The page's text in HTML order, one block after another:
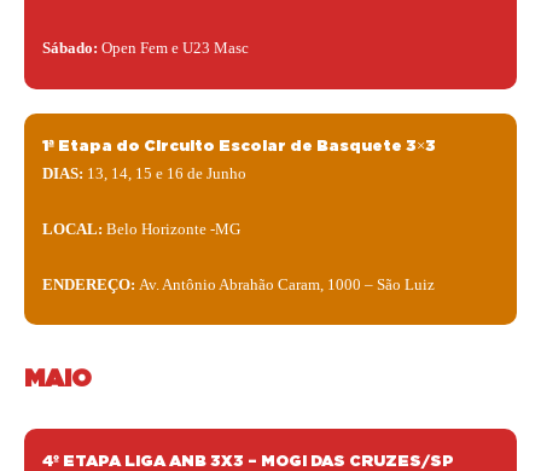
Sábado: Open Fem e U23 Masc
1ª Etapa do Circuito Escolar de Basquete 3×3
DIAS: 13, 14, 15 e 16 de Junho
LOCAL: Belo Horizonte -MG
ENDEREÇO: Av. Antônio Abrahão Caram, 1000 – São Luiz
MAIO
4º ETAPA LIGA ANB 3X3 – MOGI DAS CRUZES/SP